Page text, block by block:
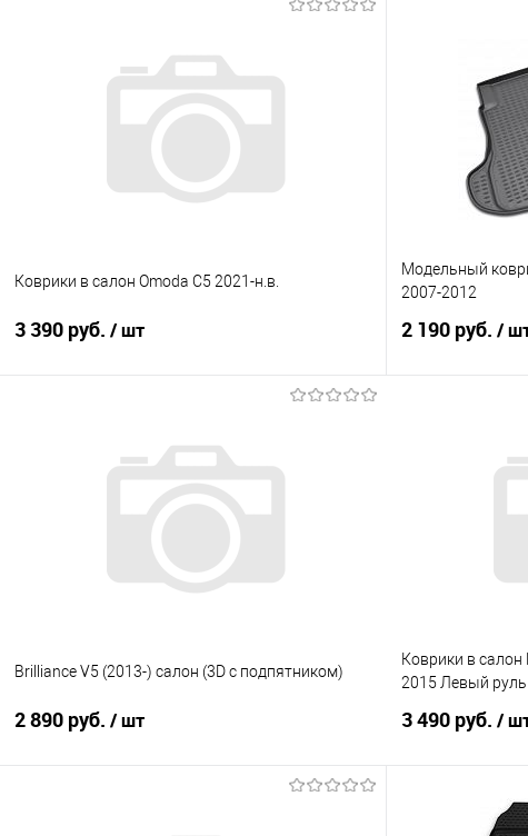
Коврики в салон Omoda C5 2021-н.в.
3 390 руб. / шт
Купить в 1 клик
Сравнение
Под заказ
Модельный
2007-2012
2 190 руб. /
Купить в 1 клик
Brilliance V5 (2013-) салон (3D с подпятником)
2 890 руб. / шт
Коврики в салон
2015 Левый руль
3 490 руб. /